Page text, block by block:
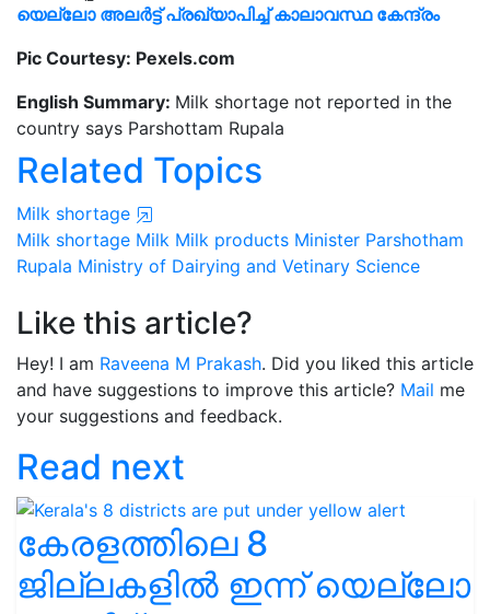
യെല്ലോ അലർട്ട് പ്രഖ്യാപിച്ച് കാലാവസ്ഥ കേന്ദ്രം
Pic Courtesy: Pexels.com
English Summary: Milk shortage not reported in the
country says Parshottam Rupala
Related Topics
Milk shortage
Milk shortage Milk Milk products Minister Parshotham
Rupala Ministry of Dairying and Vetinary Science
Like this article?
Hey! I am Raveena M Prakash. Did you liked this article
and have suggestions to improve this article? Mail me
your suggestions and feedback.
Read next
കേരളത്തിലെ 8
ജില്ലകളിൽ ഇന്ന് യെല്ലോ